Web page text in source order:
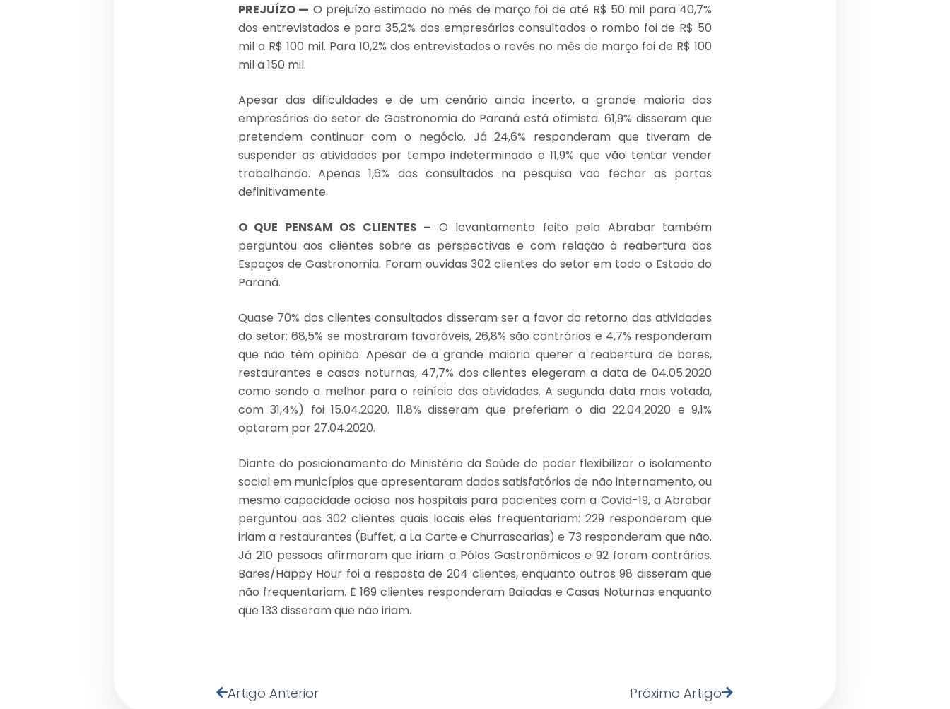
PREJUÍZO — O prejuízo estimado no mês de março foi de até R$ 50 mil para 40,7%
dos entrevistados e para 35,2% dos empresários consultados o rombo foi de R$ 50
mil a R$ 100 mil. Para 10,2% dos entrevistados o revés no mês de março foi de R$ 100
mil a 150 mil.
Apesar das dificuldades e de um cenário ainda incerto, a grande maioria dos
empresários do setor de Gastronomia do Paraná está otimista. 61,9% disseram que
pretendem continuar com o negócio. Já 24,6% responderam que tiveram de
suspender as atividades por tempo indeterminado e 11,9% que vão tentar vender
trabalhando. Apenas 1,6% dos consultados na pesquisa vão fechar as portas
definitivamente.
O QUE PENSAM OS CLIENTES – O levantamento feito pela Abrabar também
perguntou aos clientes sobre as perspectivas e com relação à reabertura dos
Espaços de Gastronomia. Foram ouvidas 302 clientes do setor em todo o Estado do
Paraná.
Quase 70% dos clientes consultados disseram ser a favor do retorno das atividades
do setor: 68,5% se mostraram favoráveis, 26,8% são contrários e 4,7% responderam
que não têm opinião. Apesar de a grande maioria querer a reabertura de bares,
restaurantes e casas noturnas, 47,7% dos clientes elegeram a data de 04.05.2020
como sendo a melhor para o reinício das atividades. A segunda data mais votada,
com 31,4%) foi 15.04.2020. 11,8% disseram que preferiam o dia 22.04.2020 e 9,1%
optaram por 27.04.2020.
Diante do posicionamento do Ministério da Saúde de poder flexibilizar o isolamento
social em municípios que apresentaram dados satisfatórios de não internamento, ou
mesmo capacidade ociosa nos hospitais para pacientes com a Covid-19, a Abrabar
perguntou aos 302 clientes quais locais eles frequentariam: 229 responderam que
iriam a restaurantes (Buffet, a La Carte e Churrascarias) e 73 responderam que não.
Já 210 pessoas afirmaram que iriam a Pólos Gastronômicos e 92 foram contrários.
Bares/Happy Hour foi a resposta de 204 clientes, enquanto outros 98 disseram que
não frequentariam. E 169 clientes responderam Baladas e Casas Noturnas enquanto
que 133 disseram que não iriam.
Artigo Anterior Próximo Artigo